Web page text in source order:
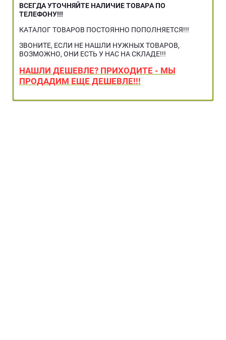
ВСЕГДА УТОЧНЯЙТЕ НАЛИЧИЕ ТОВАРА ПО
ТЕЛЕФОНУ!!!
КАТАЛОГ ТОВАРОВ ПОСТОЯННО ПОПОЛНЯЕТСЯ!!!
ЗВОНИТЕ, ЕСЛИ НЕ НАШЛИ НУЖНЫХ ТОВАРОВ,
ВОЗМОЖНО, ОНИ ЕСТЬ У НАС НА СКЛАДЕ!!!
НАШЛИ ДЕШЕВЛЕ? ПРИХОДИТЕ - МЫ
ПРОДАДИМ ЕЩЕ ДЕШЕВЛЕ!!!